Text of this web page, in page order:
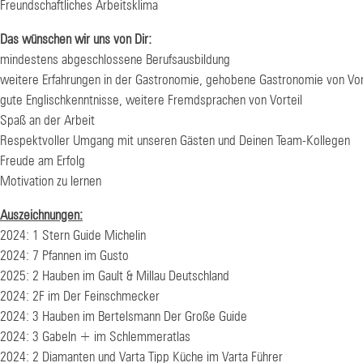
Freundschaftliches Arbeitsklima
Das wünschen wir uns von Dir:
mindestens abgeschlossene Berufsausbildung
weitere Erfahrungen in der Gastronomie, gehobene Gastronomie von
gute Englischkenntnisse, weitere Fremdsprachen von Vorteil
Spaß an der Arbeit
Respektvoller Umgang mit unseren Gästen und Deinen Team-Kollegen
Freude am Erfolg
Motivation zu lernen
Auszeichnungen:
2024: 1 Stern Guide Michelin
2024: 7 Pfannen im Gusto
2025: 2 Hauben im Gault & Millau Deutschland
2024: 2F im Der Feinschmecker
2024: 3 Hauben im Bertelsmann Der Große Guide
2024: 3 Gabeln + im Schlemmeratlas
2024: 2 Diamanten und Varta Tipp Küche im Varta Führer